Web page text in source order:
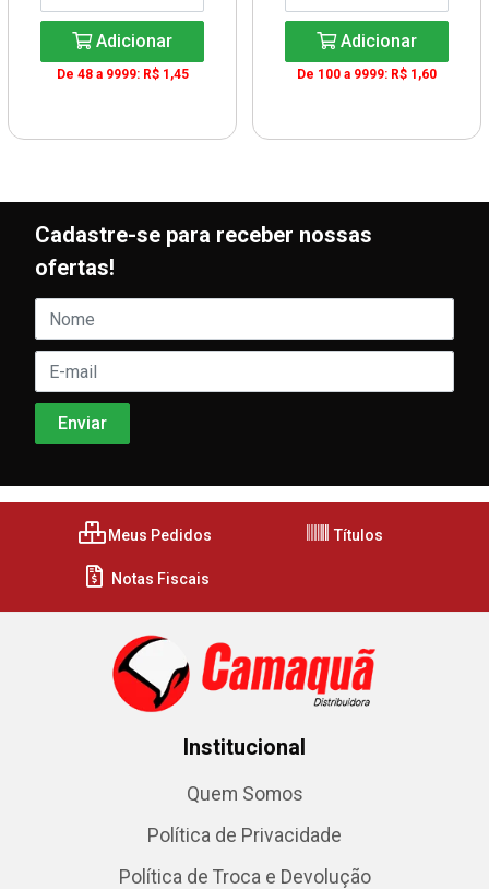
Adicionar
De 48 a 9999: R$ 1,45
Adicionar
De 100 a 9999: R$ 1,60
Cadastre-se para receber nossas
ofertas!
Meus Pedidos Títulos
Notas Fiscais
Institucional
Quem Somos
Política de Privacidade
Política de Troca e Devolução